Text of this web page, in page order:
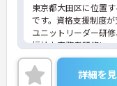
東京都大田区に位置
です。資格支援制度が
ユニットリーダー研
福祉士実務者研修に
（各法人による）
グループの教育機関で
門学校では資格取得
詳細を